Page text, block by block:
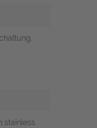
stainless